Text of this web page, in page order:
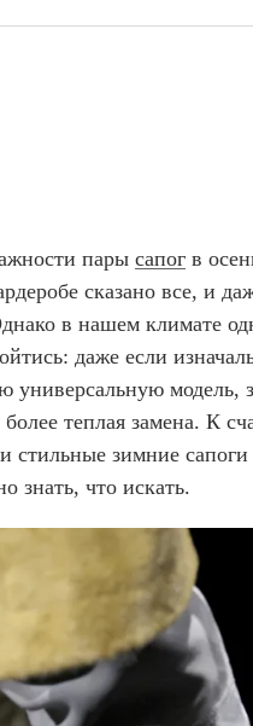
пары сапог в
сказано все, и
в нашем климате
даже если
универсальную модель,
более теплая замена. К
стильные зимние
знать, что искать.